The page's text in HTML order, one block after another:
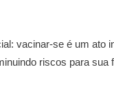
vacinar-se é um ato
riscos para sua